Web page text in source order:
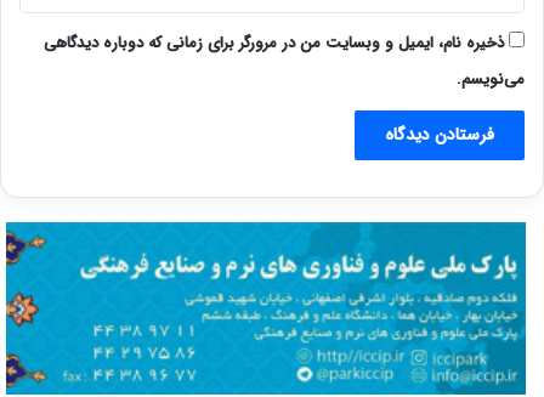
ذخیره نام، ایمیل و وبسایت من در مرورگر برای زمانی که دوباره دیدگاهی
می‌نویسم.